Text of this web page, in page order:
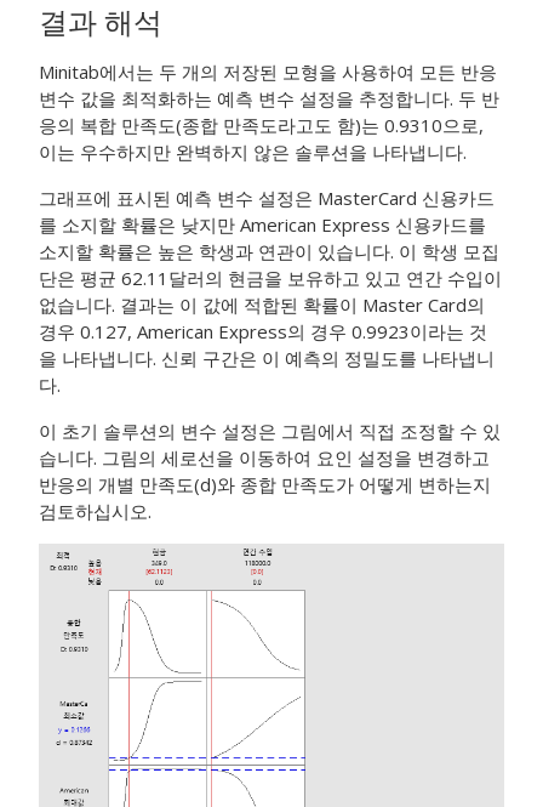
결과 해석
Minitab에서는 두 개의 저장된 모형을 사용하여 모든 반응
변수 값을 최적화하는 예측 변수 설정을 추정합니다. 두 반
응의 복합 만족도(종합 만족도라고도 함)는 0.9310으로,
이는 우수하지만 완벽하지 않은 솔루션을 나타냅니다.
그래프에 표시된 예측 변수 설정은 MasterCard 신용카드
를 소지할 확률은 낮지만 American Express 신용카드를
소지할 확률은 높은 학생과 연관이 있습니다. 이 학생 모집
단은 평균 62.11달러의 현금을 보유하고 있고 연간 수입이
없습니다. 결과는 이 값에 적합된 확률이 Master Card의
경우 0.127, American Express의 경우 0.9923이라는 것
을 나타냅니다. 신뢰 구간은 이 예측의 정밀도를 나타냅니
다.
이 초기 솔루션의 변수 설정은 그림에서 직접 조정할 수 있
습니다. 그림의 세로선을 이동하여 요인 설정을 변경하고
반응의 개별 만족도(d)와 종합 만족도가 어떻게 변하는지
검토하십시오.